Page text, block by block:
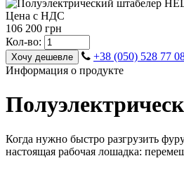
Цена с НДС
106 200 грн
Кол-во:
Хочу дешевле +38 (050) 528 77
Информация о продукте
Когда нужно быстро разгрузить
настоящая рабочая лошадка: